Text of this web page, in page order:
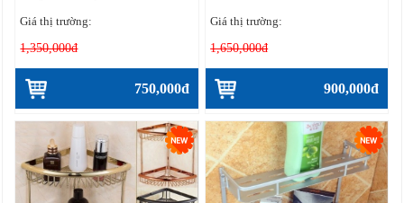
Giá thị trường:
1,350,000đ
750,000đ
Giá thị trường:
1,650,000đ
900,000đ